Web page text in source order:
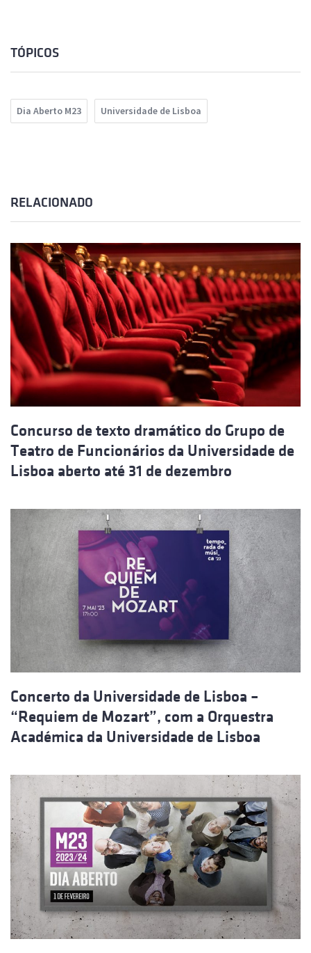
TÓPICOS
Dia Aberto M23 Universidade de Lisboa
RELACIONADO
Concurso de texto dramático do Grupo de
Teatro de Funcionários da Universidade de
Lisboa aberto até 31 de dezembro
Concerto da Universidade de Lisboa –
“Requiem de Mozart”, com a Orquestra
Académica da Universidade de Lisboa